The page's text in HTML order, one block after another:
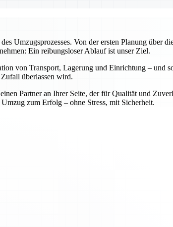
Umzugsprozesses. Von der ersten Planung über
Ein reibungsloser Ablauf ist unser Ziel.
von Transport, Lagerung und Einrichtung – und
überlassen wird.
Partner an Ihrer Seite, der für Qualität und
zum Erfolg – ohne Stress, mit Sicherheit.